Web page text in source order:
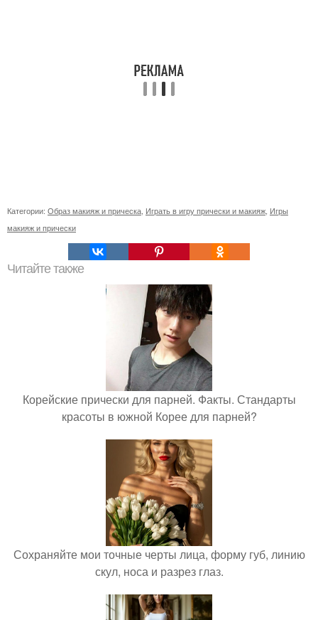
Категории: Образ макияж и прическа, Играть в игру прически и макияж, Игры
макияж и прически
Читайте также
Корейские прически для парней. Факты. Стандарты
красоты в южной Корее для парней?
Сохраняйте мои точные черты лица, форму губ, линию
скул, носа и разрез глаз.